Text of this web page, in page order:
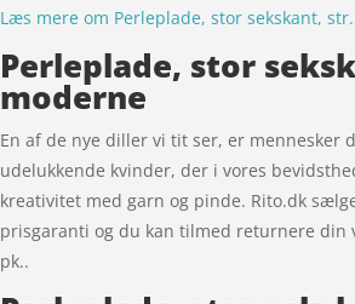
Læs mere om Perleplade, stor sekskant,
Perleplade, stor
moderne
En af de nye diller vi tit ser, er
udelukkende kvinder, der i vores
kreativitet med garn og pinde. Rito.dk
prisgaranti og du kan tilmed returnere din
pk..